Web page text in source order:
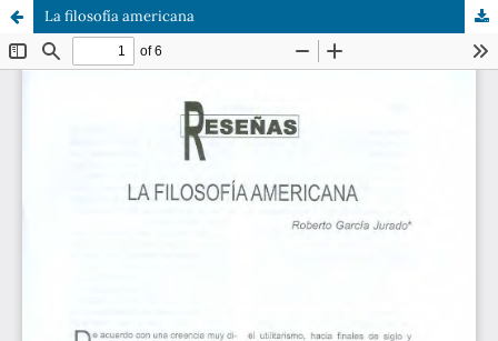
La filosofía americana